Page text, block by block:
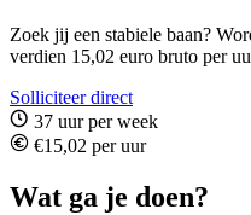
Zoek jij een stabiele baan?
verdien 15,02 euro bruto per
Solliciteer direct
37 uur per week
€15,02 per uur
Wat ga je doen?